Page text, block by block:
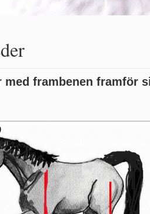
med frambenen framför